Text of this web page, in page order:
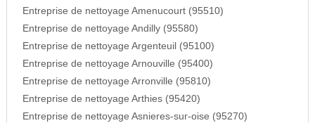
Entreprise de nettoyage Amenucourt (95510)
Entreprise de nettoyage Andilly (95580)
Entreprise de nettoyage Argenteuil (95100)
Entreprise de nettoyage Arnouville (95400)
Entreprise de nettoyage Arronville (95810)
Entreprise de nettoyage Arthies (95420)
Entreprise de nettoyage Asnieres-sur-oise (95270)